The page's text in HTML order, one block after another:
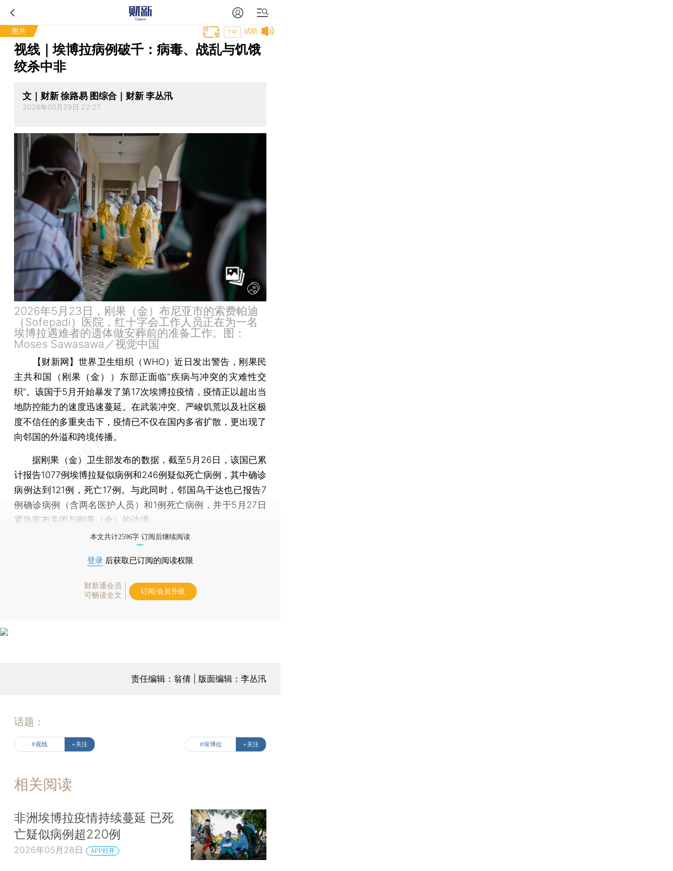
图片 试听
T中
视线｜埃博拉病例破千：病毒、战乱与饥饿
绞杀中非
文｜财新 徐路易 图综合｜财新 李丛汛
2026年05月29日 22:27
2026年5月23日，刚果（金）布尼亚市的索费帕迪
（Sofepadi）医院，红十字会工作人员正在为一名
埃博拉遇难者的遗体做安葬前的准备工作。图：
Moses Sawasawa／视觉中国
【财新网】 世界卫生组织（WHO）近日发出警告，刚果民
主共和国（刚果（金））东部正面临“疾病与冲突的灾难性交
织”。该国于5月开始暴发了第17次埃博拉疫情，疫情正以超出当
地防控能力的速度迅速蔓延。在武装冲突、严峻饥荒以及社区极
度不信任的多重夹击下，疫情已不仅在国内多省扩散，更出现了
向邻国的外溢和跨境传播。
据刚果（金）卫生部发布的数据，截至5月26日，该国已累
计报告1077例埃博拉疑似病例和246例疑似死亡病例，其中确诊
病例达到121例，死亡17例。与此同时，邻国乌干达也已报告7
例确诊病例（含两名医护人员）和1例死亡病例，并于5月27日
紧急宣布关闭与刚果（金）的边境。
本文共计2596字 订阅后继续阅读
登录 后获取已订阅的阅读权限
财新通会员
可畅读全文
订阅/会员升级
责任编辑：翁倩 | 版面编辑：李丛汛
话题：
#视线 +关注 #埃博拉 +关注
相关阅读
非洲埃博拉疫情持续蔓延 已死
亡疑似病例超220例
2026年05月28日 APP打开